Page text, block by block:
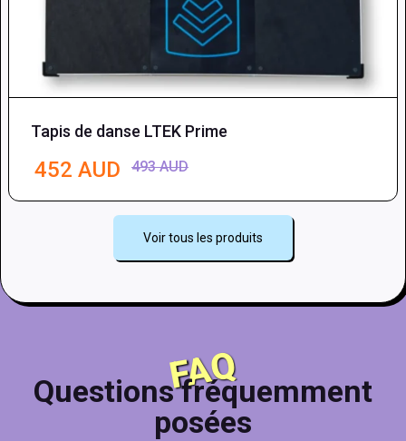
Tapis de danse LTEK Prime
493AUD
452 AUD
Voir tous les produits
FAQ
Questions fréquemment
posées